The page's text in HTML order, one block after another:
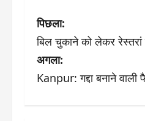
पो
स्ट
ने
पिछला:
बिल चुकाने को लेकर
अगला:
Kanpur: गद्दा बनाने